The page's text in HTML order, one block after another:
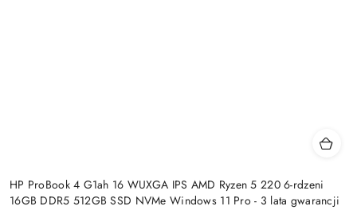
HP ProBook 4 G1ah 16 WUXGA IPS AMD Ryzen 5 220 6-rdzeni
16GB DDR5 512GB SSD NVMe Windows 11 Pro - 3 lata gwarancji